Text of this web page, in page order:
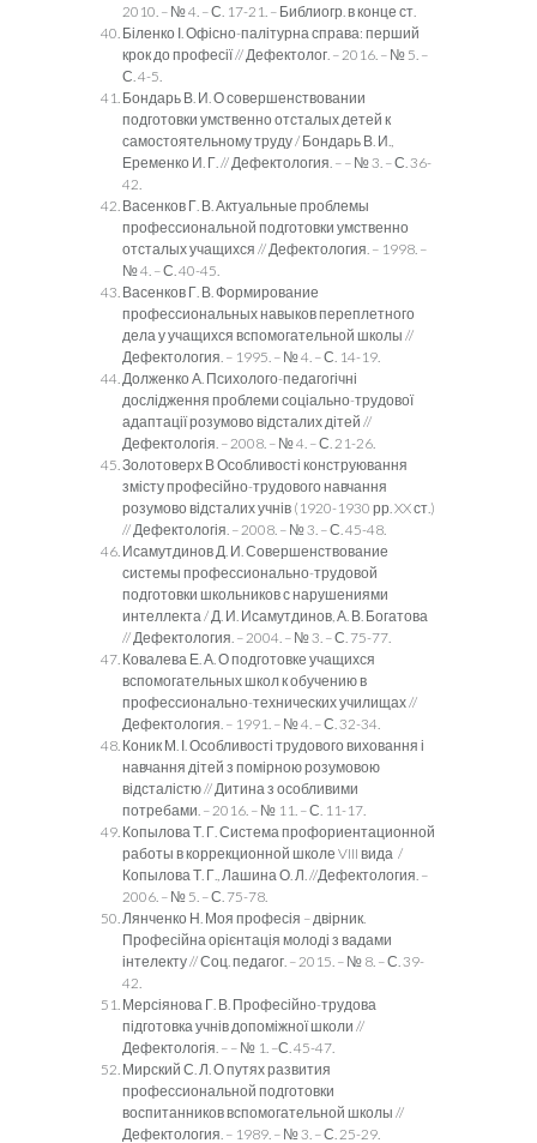
2010. – № 4. – С. 17-21. – Библиогр. в конце ст.
Біленко І. Офісно-палітурна справа: перший
крок до професії // Дефектолог. – 2016. – № 5. –
С. 4-5.
Бондарь В. И. О совершенствовании
подготовки умственно отсталых детей к
самостоятельному труду / Бондарь В. И.,
Еременко И. Г. // Дефектология. – – № 3. – С. 36-
42.
Васенков Г. В. Актуальные проблемы
профессиональной подготовки умственно
отсталых учащихся // Дефектология. – 1998. –
№ 4. – С. 40-45.
Васенков Г. В. Формирование
профессиональных навыков переплетного
дела у учащихся вспомогательной школы //
Дефектология. – 1995. – № 4. – С. 14-19.
Долженко А. Психолого-педагогічні
дослідження проблеми соціально-трудової
адаптації розумово відсталих дітей //
Дефектологія. – 2008. – № 4. – С. 21-26.
Золотоверх В Особливості конструювання
змісту професійно-трудового навчання
розумово відсталих учнів (1920-1930 рр. XX ст.)
// Дефектологія. – 2008. – № 3. – С. 45-48.
Исамутдинов Д. И. Совершенствование
системы профессионально-трудовой
подготовки школьников с нарушениями
интеллекта / Д. И. Исамутдинов, А. В. Богатова
// Дефектология. – 2004. – № 3. – С. 75-77.
Ковалева Е. А. О подготовке учащихся
вспомогательных школ к обучению в
профессионально-технических училищах //
Дефектология. – 1991. – № 4. – С. 32-34.
Коник М. І. Особливості трудового виховання і
навчання дітей з помірною розумовою
відсталістю // Дитина з особливими
потребами. – 2016. – № 11. – С. 11-17.
Копылова Т. Г. Система профориентационной
работы в коррекционной школе VIII вида /
Копылова Т. Г., Лашина О. Л. //Дефектология. –
2006. – № 5. – С. 75-78.
Лянченко Н. Моя професія – двірник.
Професійна орієнтація молоді з вадами
інтелекту // Соц. педагог. – 2015. – № 8. – С. 39-
42.
Мерсіянова Г. В. Професійно-трудова
підготовка учнів допоміжної школи //
Дефектологія. – – № 1. –С. 45-47.
Мирский С. Л. О путях развития
профессиональной подготовки
воспитанников вспомогательной школы //
Дефектология. – 1989. – № 3. – С. 25-29.